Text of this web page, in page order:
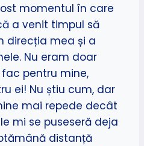
momentul în care
a venit timpul să
direcția mea și a
Nu eram doar
pentru mine,
ei! Nu știu cum, dar
mai repede decât
mi se puseseră deja
distanță